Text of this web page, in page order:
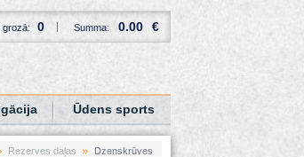
grozā: 0 Summa: 0.00 €
Ūdens sports
Rezerves daļas Dzenskrūves